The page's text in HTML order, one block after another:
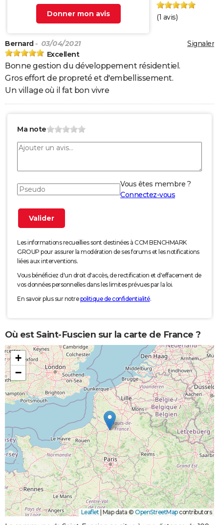
Donner mon avis
(1 avis)
Signaler
Bernard - 03/04/2021
Excellent
Bonne gestion du développement résidentiel.
Gros effort de propreté et d'embellissement.
Un village où il fat bon vivre
Ma note
Vous êtes membre ?
Connectez-vous
Les informations recueillies sont destinées à CCM BENCHMARK
GROUP pour assurer la modération de ses forums et les notifications
liées aux interventions.
Vous bénéficiez d'un droit d'accès, de rectification et d'effacement de
vos données personnelles dans les limites prévues par la loi.
En savoir plus sur notrepolitique de confidentialité.
Où est Saint-Fuscien sur la carte de France ?
+
−
Leaflet Map data © OpenStreetMapcontributors